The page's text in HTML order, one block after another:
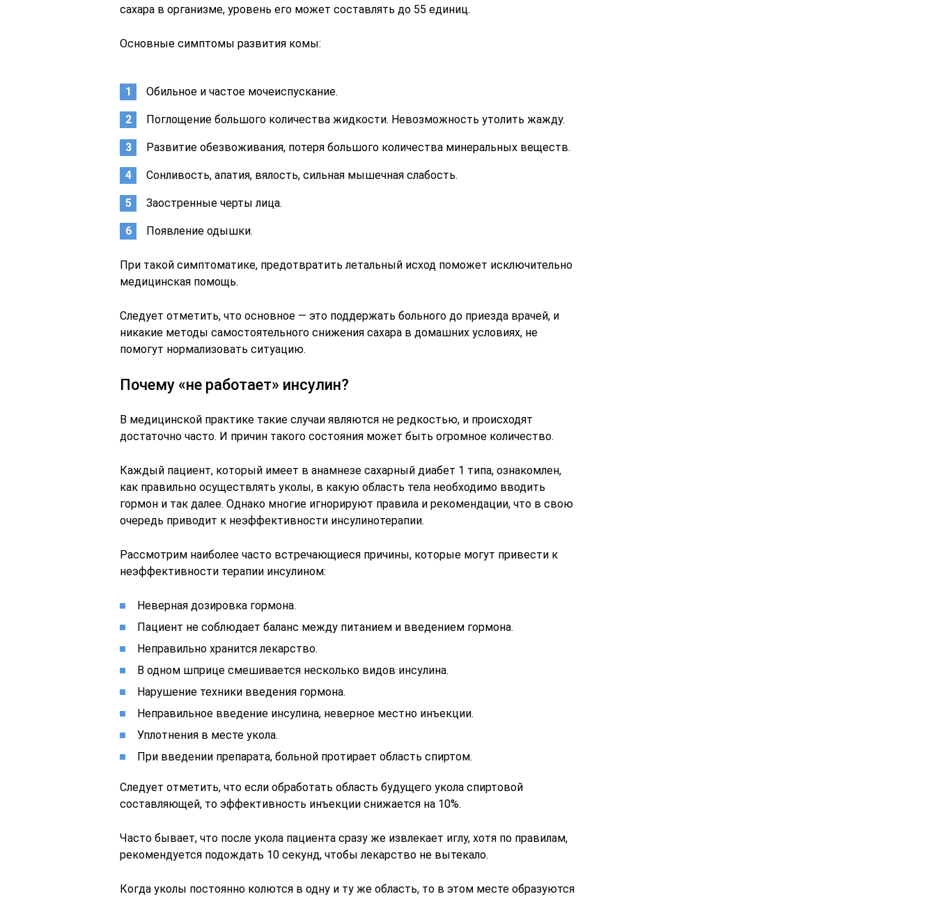
сахара в организме, уровень его может составлять до 55 единиц.
Основные симптомы развития комы:
Обильное и частое мочеиспускание.
Поглощение большого количества жидкости. Невозможность утолить жажду.
Развитие обезвоживания, потеря большого количества минеральных веществ.
Сонливость, апатия, вялость, сильная мышечная слабость.
Заостренные черты лица.
Появление одышки.
При такой симптоматике, предотвратить летальный исход поможет исключительно
медицинская помощь.
Следует отметить, что основное — это поддержать больного до приезда врачей, и
никакие методы самостоятельного снижения сахара в домашних условиях, не
помогут нормализовать ситуацию.
Почему «не работает» инсулин?
В медицинской практике такие случаи являются не редкостью, и происходят
достаточно часто. И причин такого состояния может быть огромное количество.
Каждый пациент, который имеет в анамнезе сахарный диабет 1 типа, ознакомлен,
как правильно осуществлять уколы, в какую область тела необходимо вводить
гормон и так далее. Однако многие игнорируют правила и рекомендации, что в свою
очередь приводит к неэффективности инсулинотерапии.
Рассмотрим наиболее часто встречающиеся причины, которые могут привести к
неэффективности терапии инсулином:
Неверная дозировка гормона.
Пациент не соблюдает баланс между питанием и введением гормона.
Неправильно хранится лекарство.
В одном шприце смешивается несколько видов инсулина.
Нарушение техники введения гормона.
Неправильное введение инсулина, неверное местно инъекции.
Уплотнения в месте укола.
При введении препарата, больной протирает область спиртом.
Следует отметить, что если обработать область будущего укола спиртовой
составляющей, то эффективность инъекции снижается на 10%.
Часто бывает, что после укола пациента сразу же извлекает иглу, хотя по правилам,
рекомендуется подождать 10 секунд, чтобы лекарство не вытекало.
Когда уколы постоянно колются в одну и ту же область, то в этом месте образуются